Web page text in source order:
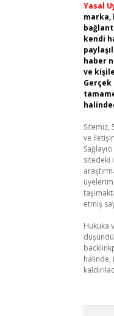
Yasal
marka,
kendi
haber
ve
Sitemiz,
ve
sitedeki
etmiş
Hukuka
halinde,